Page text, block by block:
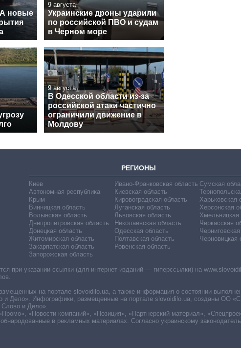
новые
9 августа
Украинские дроны ударили
по российской ПВО и судам
в Черном море
9 августа
В Одесской области из-за
российской атаки частично
ограничили движение в
Молдову
РЕГИОНЫ
Киев
Автономная республика
Крым
Винницкая область
Волынская область
Днепропетровская область
Донецкая область
Житомирская область
Закарпатская область
Запорожская область
Ивано-Франковская область
Киевская область
Кировоградская область
Луганская область
Львовская область
Николаевская область
Одесская область
Полтавская область
Ровенская область
Сумская
Харьковская
Херсонская
Хмельницкая
Черкасская
Черновицкая
при указании ссылки (для интернет-изданий — гиперссылки) на
на портале slovoidilo.ua, а также информация о состоянии
Инфографики, размещенные на портале slovoidilo.ua, созданы ОО
и Дело».
«Новости компаний», «Позиция», «Партнерский материал»,
в рекламных материалах. Согласно украинскому